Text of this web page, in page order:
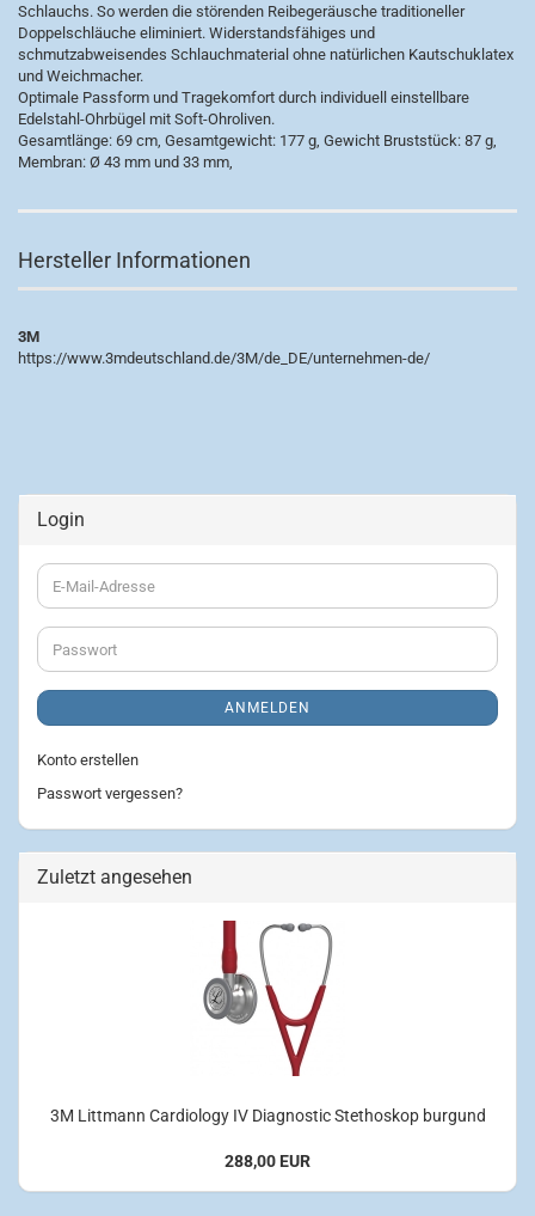
Schlauchs. So werden die störenden Reibegeräusche traditioneller
Doppelschläuche eliminiert. Widerstandsfähiges und
schmutzabweisendes Schlauchmaterial ohne natürlichen Kautschuklatex
und Weichmacher.
Optimale Passform und Tragekomfort durch individuell einstellbare
Edelstahl-Ohrbügel mit Soft-Ohroliven.
Gesamtlänge: 69 cm, Gesamtgewicht: 177 g, Gewicht Bruststück: 87 g,
Membran: Ø 43 mm und 33 mm,
Hersteller Informationen
3M
https://www.3mdeutschland.de/3M/de_DE/unternehmen-de/
Login
E-
Mail-
Adresse
Passwort
ANMELDEN
Konto erstellen
Passwort vergessen?
Zuletzt angesehen
3M Littmann Cardiology IV Diagnostic Stethoskop burgund
288,00 EUR